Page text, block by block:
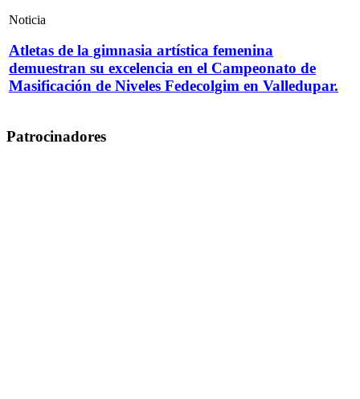
Noticia
Atletas de la gimnasia artística femenina
demuestran su excelencia en el Campeonato de
Masificación de Niveles Fedecolgim en Valledupar.
Patrocinadores